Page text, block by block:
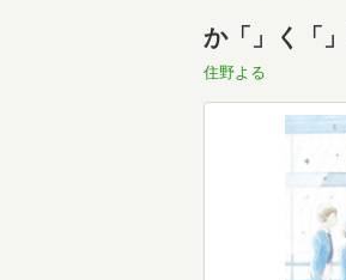
か「」く「
住野よる